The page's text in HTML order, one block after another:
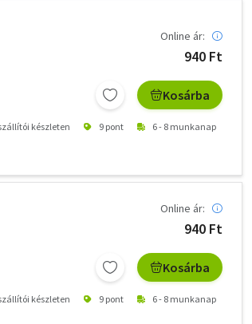
Online ár:
940 Ft
Kosárba
készleten 9 pont 6 - 8 munkanap
Online ár:
940 Ft
Kosárba
készleten 9 pont 6 - 8 munkanap